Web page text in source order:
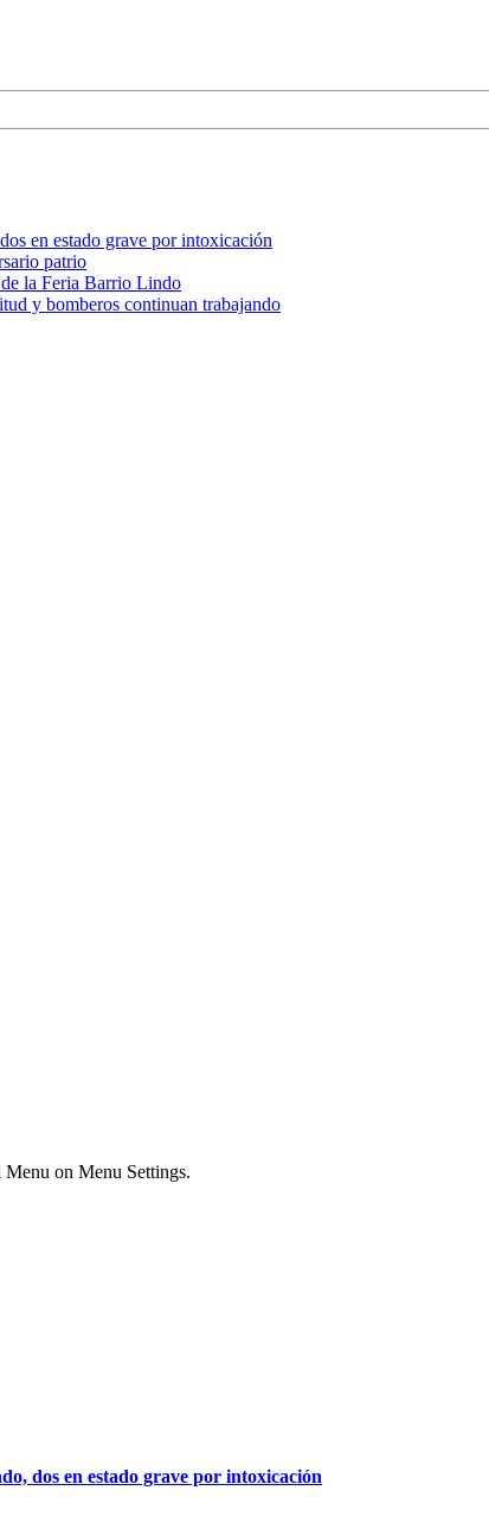
en estado grave por intoxicación
patrio
la Feria Barrio Lindo
y bomberos continuan trabajando
Menu on Menu Settings.
dos en estado grave por intoxicación